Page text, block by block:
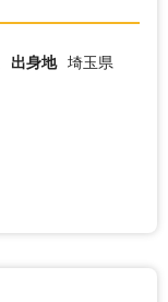
出身地 埼玉県